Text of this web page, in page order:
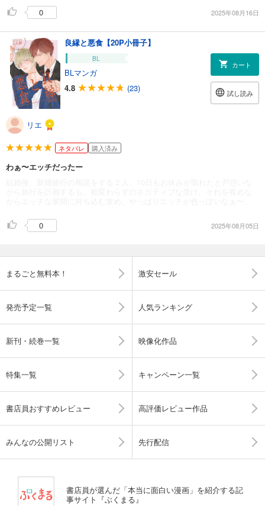
0
2025年08月16日
良縁と悪食【20P小冊子】
BL
BLマンガ
4.8
(23)
カート
試し読み
リエ
ネタバレ 購入済み
わぁ〜エッチだったー
0 2025年08月05日
まるごと無料本！ 激安セール
発売予定一覧 人気ランキング
新刊・続巻一覧 映像化作品
特集一覧 キャンペーン一覧
書店員おすすめレビュー 高評価レビュー作品
みんなの公開リスト 先行配信
書店員が選んだ「本当に面白い漫画」を紹介する記
事サイト『ぶくまる』